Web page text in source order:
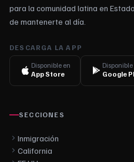
para la comunidad latina en
de mantenerte al día.
DESCARGA LA APP
Disponible en
App Store
Disponible
Google
SECCIONES
Inmigración
California